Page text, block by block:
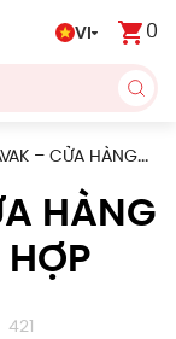
VI 0
– CỬA HÀNG
HÀNG
HỢP
421